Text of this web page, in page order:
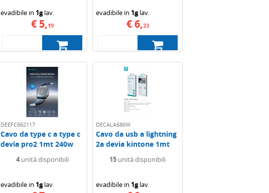
evadibile in 1glav.
€ 5,19
evadibile in 1glav.
€ 6,23
DEEFC662117
Cavo da type c a type c
devia pro2 1mt 240w
4unità disponibili
evadibile in 1glav.
DECALA686W
Cavo da usb a lightning
2a devia kintone 1mt
15 unità disponibili
evadibile in 1glav.